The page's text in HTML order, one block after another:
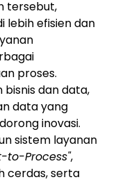
tersebut,
lebih efisien dan
proses.
dan data,
data yang
inovasi.
sistem layanan
to-Process",
cerdas, serta